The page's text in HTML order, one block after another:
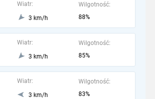
Wiatr:
3 km/h
Wilgotność:
88%
Wiatr:
3 km/h
Wilgotność:
85%
Wiatr:
3 km/h
Wilgotność:
83%